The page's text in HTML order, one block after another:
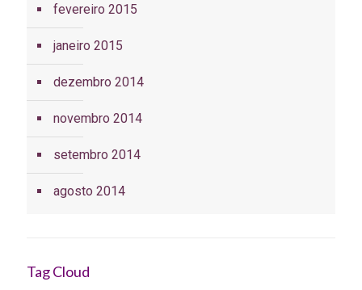
fevereiro 2015
janeiro 2015
dezembro 2014
novembro 2014
setembro 2014
agosto 2014
Tag Cloud